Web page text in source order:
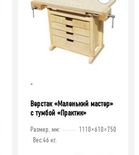
-
Верстак «Маленький мастер»
с тумбой «Практик»
Размер, мм:
1110×610×750
Вес:46 кг.